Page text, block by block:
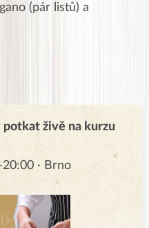
(pár listů) a
živě na kurzu
· Brno